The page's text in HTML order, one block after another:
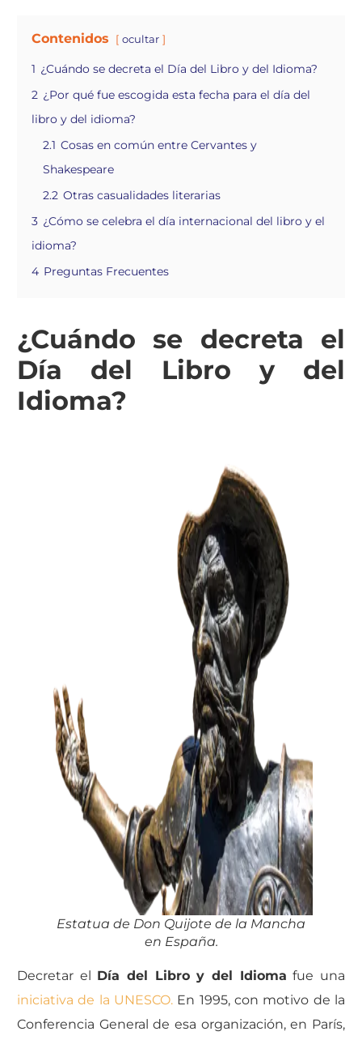
Contenidos ocultar
1 ¿Cuándo se decreta el Día del Libro y del Idioma?
2 ¿Por qué fue escogida esta fecha para el día del
libro y del idioma?
2.1 Cosas en común entre Cervantes y
Shakespeare
2.2 Otras casualidades literarias
3 ¿Cómo se celebra el día internacional del libro y el
idioma?
4 Preguntas Frecuentes
¿Cuándo se decreta el
Día del Libro y del
Idioma?
Estatua de Don Quijote de la Mancha
en España.
Decretar el Día del Libro y del Idioma fue una
iniciativa de la UNESCO. En 1995, con motivo de la
Conferencia General de esa organización, en París,